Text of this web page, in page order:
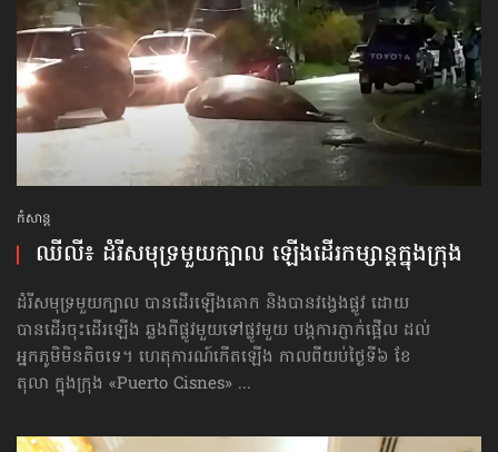
កំសាន្ដ
ឈីលី៖ ដំរីសមុទ្រ​មួយក្បាល ឡើងដើរកម្សាន្ដ​ក្នុងក្រុង
ដំរីសមុទ្រ​មួយក្បាល បានដើរឡើងគោក និងបានវង្វេងផ្លូវ ដោយ
បានដើរចុះដើរឡើង ឆ្លងពីផ្លូវមួយទៅផ្លូវមួយ បង្កការភ្ញាក់ផ្អើល ដល់
អ្នកភូមិមិនតិចទេ។ ហេតុការណ៍កើតឡើង កាលពីយប់ថ្ងៃទី៦ ខែ
តុលា ក្នុងក្រុង «Puerto Cisnes» ...